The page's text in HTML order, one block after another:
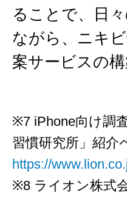
ることで、日
ながら、ニキ
案サービスの構
※7 iPhone向け調
習慣研究所」紹介
https://
※8 ライオン株式